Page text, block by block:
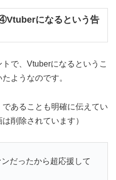
になるという告
で、Vtuberになるというこ
ようなのです。
あることも明確に伝えてい
削除されています）
だったから超応援して